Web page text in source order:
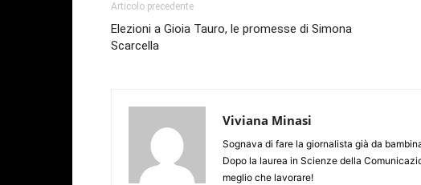
Articolo precedente
Elezioni a Gioia Tauro, le promesse di Simona
Scarcella
Viviana Minasi
Sognava di fare la giornalista già da
Dopo la laurea in Scienze della
meglio che lavorare!